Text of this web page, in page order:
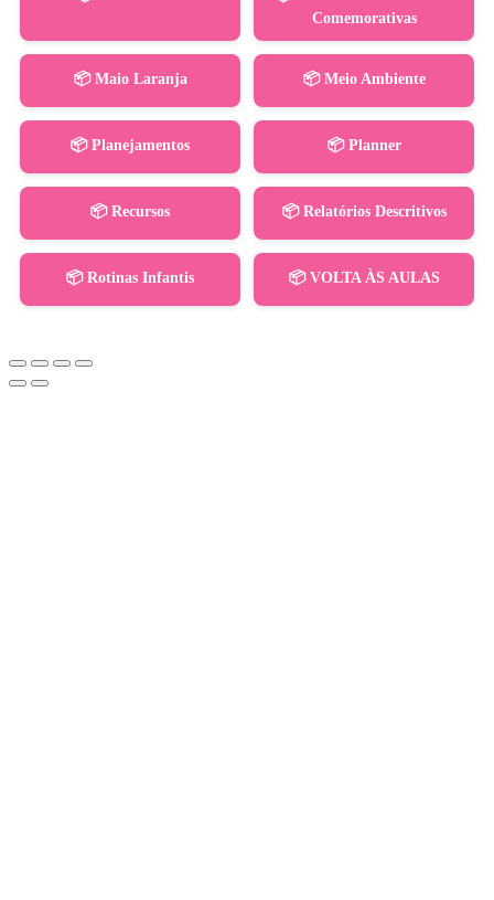
Comemorativas
📦 Maio Laranja 📦 Meio Ambiente
📦 Planejamentos 📦 Planner
📦 Recursos 📦 Relatórios Descritivos
📦 Rotinas Infantis 📦 VOLTA ÀS AULAS